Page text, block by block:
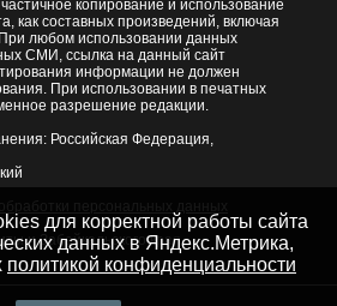
копирование и использование
как составных произведений, включая
любом использовании данных
СМИ, ссылка на данный сайт
информации не должен
При использовании в печатных
разрешение редакции.
Российская Федерация,
и Забайкальского края
для корректной работы сайта
данных в Яндекс.Метрика,
политикой конфиденциальности